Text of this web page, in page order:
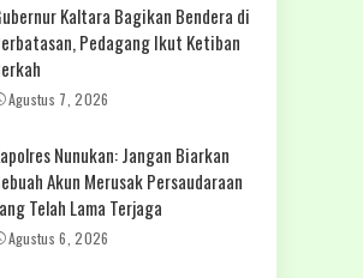
Kaltara Bagikan Bendera di
Pedagang Ikut Ketiban
Agustus 7, 2026
Nunukan: Jangan Biarkan
Akun Merusak Persaudaraan
Telah Lama Terjaga
Agustus 6, 2026